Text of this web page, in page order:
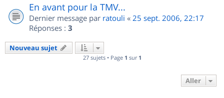
En avant pour la TMV...
Dernier message par ratouli « 25 sept. 2006, 22:17
Réponses : 3
Nouveau sujet
27 sujets • Page 1 sur 1
Aller